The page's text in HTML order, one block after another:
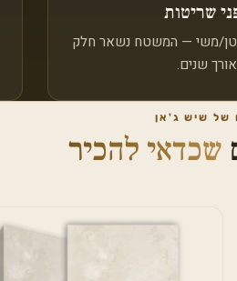
שריטות
משי — המשטח נשאר חלק
שנים.
של שיש ג'אן
שכדאי להכיר